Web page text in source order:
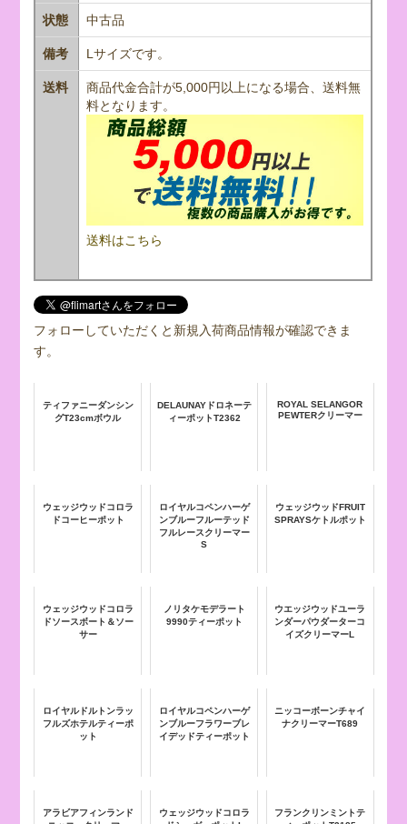
状態 中古品
備考 Lサイズです。
送料
商品代金合計が5,000円以上になる場合、送料無
料となります。
送料はこちら
フォローしていただくと新規入荷商品情報が確認できま
す。
ティファニーダンシン
グT23cmボウル
DELAUNAYドロネーテ
ィーポットT2362
ROYAL SELANGOR
PEWTERクリーマー
ウェッジウッドコロラ
ドコーヒーポット
ロイヤルコペンハーゲ
ンブルーフルーテッド
フルレースクリーマー
S
ウェッジウッドFRUIT
SPRAYSケトルポット
ウェッジウッドコロラ
ドソースボート＆ソー
サー
ノリタケモデラート
9990ティーポット
ウエッジウッドユーラ
ンダーパウダーターコ
イズクリーマーL
ロイヤルドルトンラッ
フルズホテルティーポ
ット
ロイヤルコペンハーゲ
ンブルーフラワーブレ
イデッドティーポット
ニッコーボーンチャイ
ナクリーマーT689
アラビアフィンランド
ウェッジウッドコロラ
フランクリンミントテ